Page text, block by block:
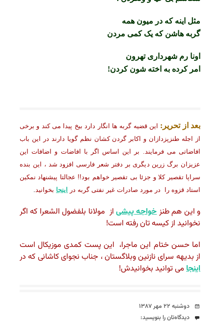
مثل اینه که در میون همه
گربه هاشن که یک کمی مردن
اونا رم شهرداری تهرون
امر کرده به اخته شون کردن!
بعد از تحریر: این قضیه گربه ها انگار دارد بیخ پیدا می کند و برخی
از اجله طنزپزدازان و اکابر گردن کشان نظم گویا دارند در این باب
افاضاتی می فرمایند. بر این اساس اگر با افاضات و اضافات این
عزیزان برگ زرین دیگری بر دفتر شعر فارسی افزود شد ، این بنده
سراپا تقصیر کلا و جزئا بی تقصیر خواهم بود!! عجالتا پیشنهاد نمکین
استاد قزوه را در مورد صادرات غیر نفتی گربه در
اینجا بخوانید.
و این هم طنزخواجه پیشی از مولانا بلفضول الشعرا که اگر
نخوانید از کیسه تان رفته است!
اما حسن ختام این ماجرا، این پست کمدی موزیکال است
از بدیهه سرای نازنین وبلاگستان ، جناب نجوای کاشانی که در
اینجا می توانید بخوانیدش!
تاریخ
دوشنبه ۲۲ مهر ۱۳۸۷
دیدگاه‌ها
دیدگاه‌تان را بنویسید: